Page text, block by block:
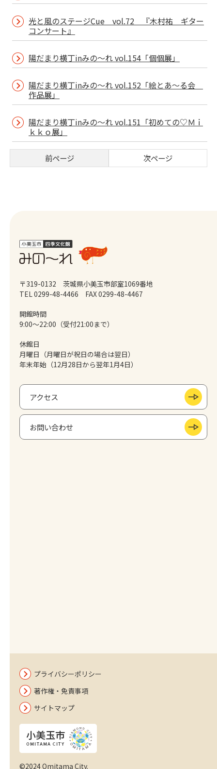
光と風のステージCue vol.72 『木村祐 ギター
コンサート』
陽だまり横丁inみの～れ vol.154「個個展」
陽だまり横丁inみの～れ vol.152「絵とあ～る会
作品展」
陽だまり横丁inみの～れ vol.151「初めての♡Ｍｉ
ｋｋｏ展」
前ページ 次ページ
〒319-0132 茨城県小美玉市部室1069番地
TEL 0299-48-4466
FAX 0299-48-4467
開館時間
9:00～22:00（受付21:00まで）
休館日
月曜日（月曜日が祝日の場合は翌日）
年末年始（12月28日から翌年1月4日）
アクセス
お問い合わせ
プライバシーポリシー
著作権・免責事項
サイトマップ
©2024 Omitama City.